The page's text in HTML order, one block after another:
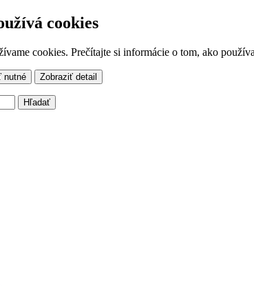
cookies
cookies. Prečítajte si informácie o tom, ako
nutné Zobraziť detail